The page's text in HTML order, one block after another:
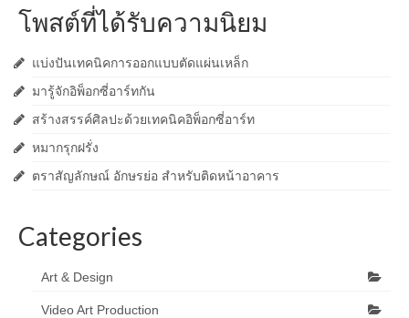
โพสต์ที่ได้รับความนิยม
แบ่งปันเทคนิคการออกแบบตัดแผ่นเหล็ก
มารู้จักอิพ็อกซี่อาร์ทกัน
สร้างสรรค์ศิลปะด้วยเทคนิคอิพ็อกซี่อาร์ท
หมากรุกฝรั่ง
ตราสัญลักษณ์ อักษรย่อ สำหรับติดหน้าอาคาร
Categories
Art & Design
Video Art Production